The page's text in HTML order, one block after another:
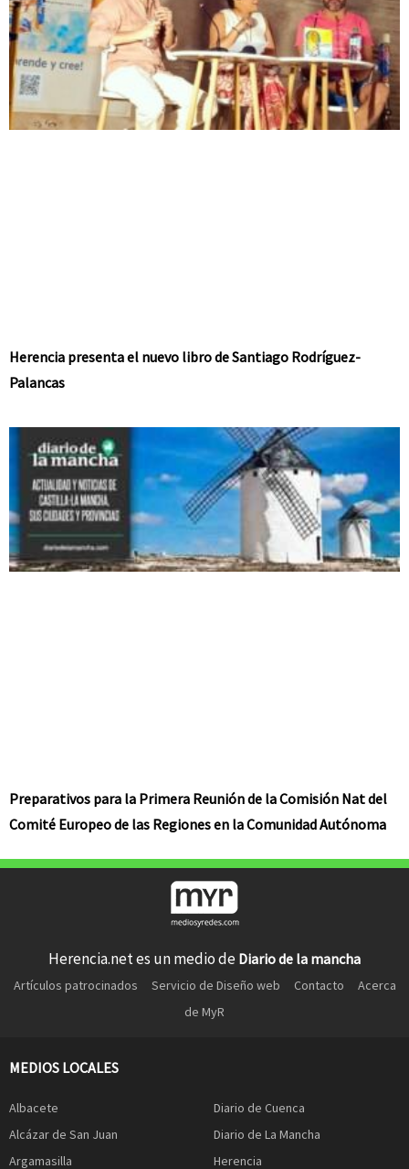
Herencia presenta el nuevo libro de Santiago Rodríguez-
Palancas
Preparativos para la Primera Reunión de la Comisión Nat del
Comité Europeo de las Regiones en la Comunidad Autónoma
Herencia.net es un medio de Diario de la mancha
Artículos patrocinados Servicio de Diseño web Contacto
Acerca
de MyR
MEDIOS LOCALES
Albacete
Alcázar de San Juan
Argamasilla
Diario de Cuenca
Diario de La Mancha
Herencia